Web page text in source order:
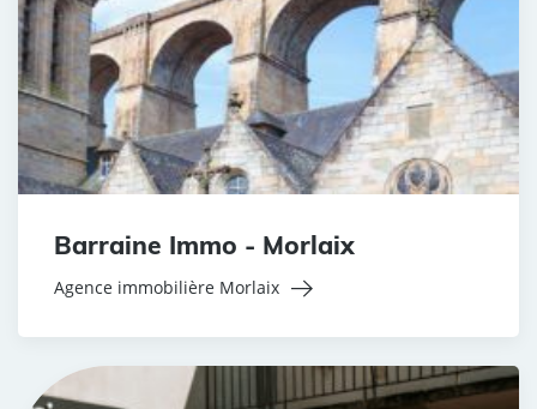
Barraine Immo - Morlaix
Agence immobilière Morlaix